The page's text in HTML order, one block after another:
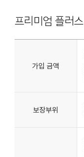
프리미엄 플러스
가입 금액
보장부위